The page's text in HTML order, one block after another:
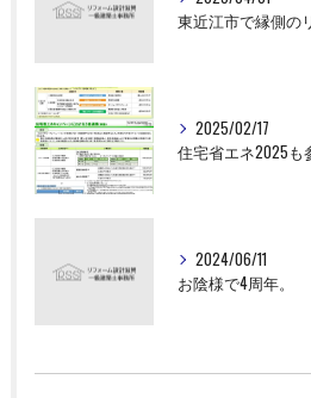
東近江市で縁側の
2025/02/17
住宅省エネ2025も
2024/06/11
お陰様で4周年。